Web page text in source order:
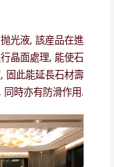
光液, 該産品在進
晶面處理, 能使石
固此能延長石材壽
同時亦有防滑作用.